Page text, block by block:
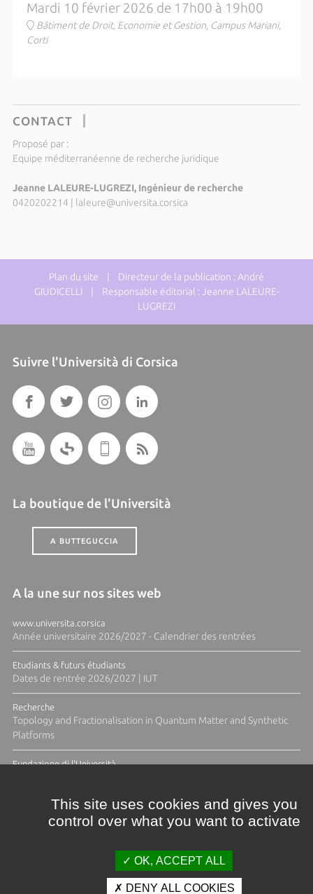
Mardi 10 février 2026 de 17h00 à 19h00
Bâtiment de Droit, Economie et Gestion, Campus Mariani,
Corti
CONTACT
Proposé par :
Equipe méditerranéenne de recherche juridique
Jeanne LALEURE-LUGREZI, Ingénieur de recherche
0420202214
laleure@universita.corsica
Plan du site | Directeur de la publication : André
GIUDICELLI | Responsable éditorial : Jeanne LALEURE-
LUGREZI
Suivre l'Università di Corsica
La boutique de l'Università
A BUTTEGUCCIA
A la une sur nos sites web
www.universita.corsica
Année universitaire 2026/2027 - Calendrier des rentrées
Etudiants & futurs étudiants
Dates de rentrée 2026/2027 | IUT
Recherche
Topology and Fractionalisation in Quantum Matter and Synthetic
Platforms
Fundazione di l'Università
This site uses cookies and gives you
control over what you want to activate
OK, ACCEPT ALL
DENY ALL COOKIES